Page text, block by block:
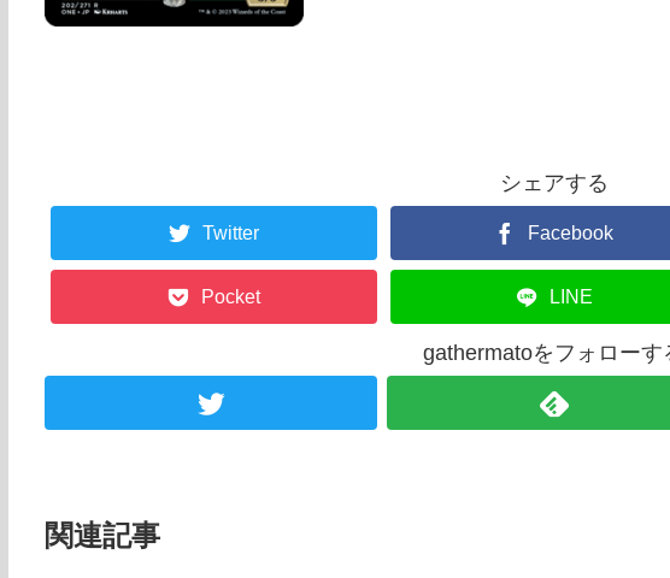
シェアする
Twitter Facebook
Pocket LINE
gathermatoをフォローす
関連記事